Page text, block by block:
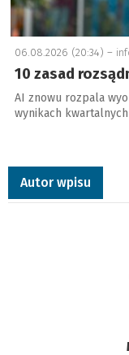
06.08.2026 (20:34) –
10 zasad
AI znowu rozpala
wynikach
Autor wpisu